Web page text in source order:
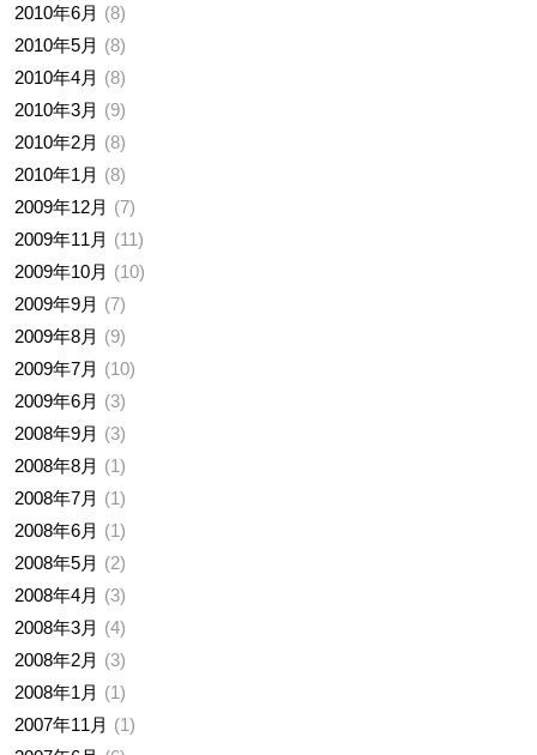
2010年6月
8
2010年5月
8
2010年4月
8
2010年3月
9
2010年2月
8
2010年1月
8
2009年12月
7
2009年11月
11
2009年10月
10
2009年9月
7
2009年8月
9
2009年7月
10
2009年6月
3
2008年9月
3
2008年8月
1
2008年7月
1
2008年6月
1
2008年5月
2
2008年4月
3
2008年3月
4
2008年2月
3
2008年1月
1
2007年11月
1